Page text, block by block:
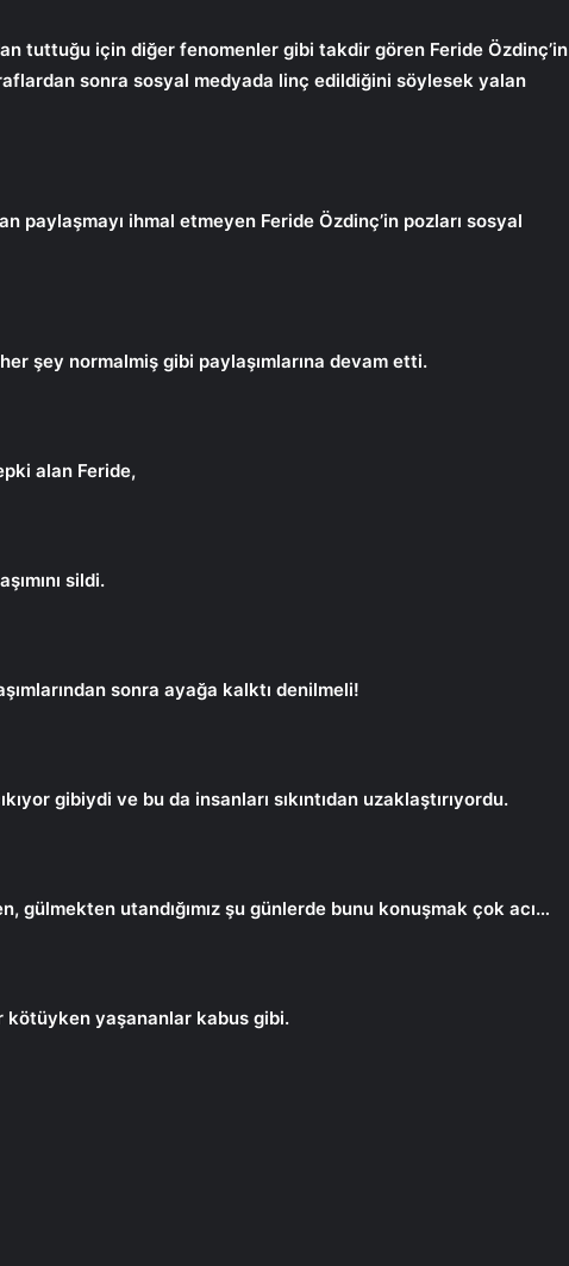
tuttuğu için diğer fenomenler gibi takdir gören Feride Özdinç’in
sonra sosyal medyada linç edildiğini söylesek yalan
paylaşmayı ihmal etmeyen Feride Özdinç’in pozları sosyal
şey normalmiş gibi paylaşımlarına devam etti.
alan Feride,
sildi.
sonra ayağa kalktı denilmeli!
gibiydi ve bu da insanları sıkıntıdan uzaklaştırıyordu.
gülmekten utandığımız şu günlerde bunu konuşmak çok acı…
kötüyken yaşananlar kabus gibi.